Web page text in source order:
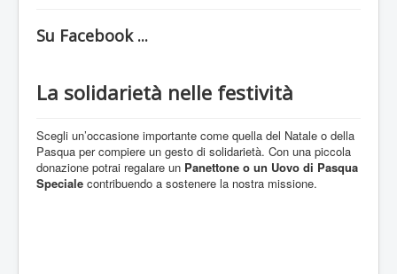
Su Facebook ...
La solidarietà nelle festività
Scegli un’occasione importante come quella del Natale o della
Pasqua per compiere un gesto di solidarietà. Con una piccola
donazione potrai regalare un Panettone o un Uovo di Pasqua
Speciale contribuendo a sostenere la nostra missione.